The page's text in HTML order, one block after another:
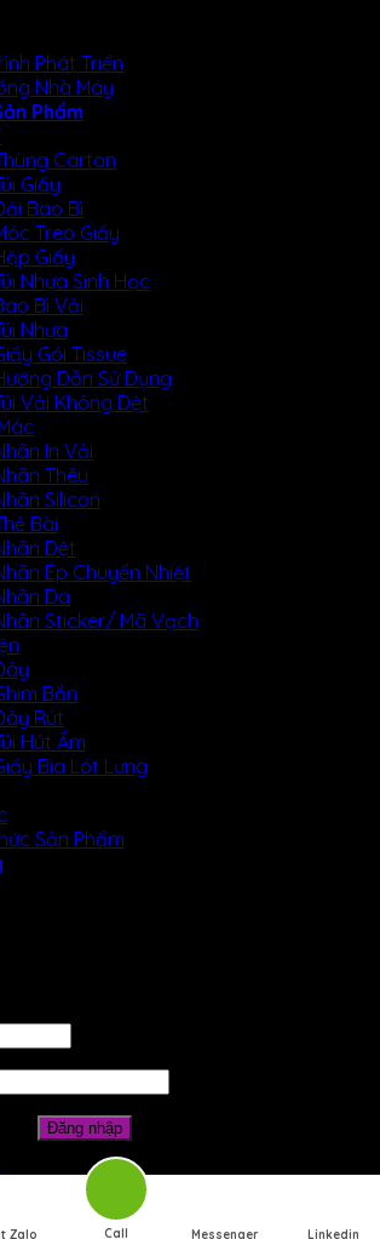
Zalo Call Messenger Linkedin
Phát Triển
Nhà Máy
Phẩm
Carton
Giấy
Bao Bì
Treo Giấy
Giấy
Nhựa Sinh Học
Bì Vải
Nhựa
Gói Tissue
Dẫn Sử Dụng
Vải Không Dệt
In Vải
Thêu
Silicon
Bài
Dệt
Ép Chuyển Nhiệt
Da
Sticker/ Mã Vạch
Bắn
Rút
Hút Ẩm
Bìa Lót Lưng
Sản Phẩm
Đăng nhập